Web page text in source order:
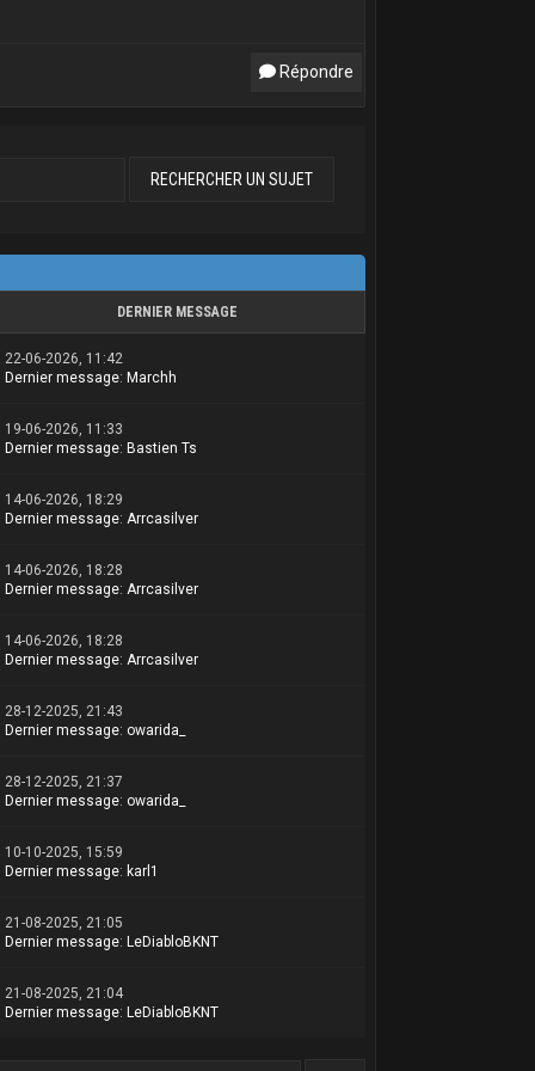
Répondre
DERNIER MESSAGE
22-06-2026, 11:42
Dernier message: Marchh
19-06-2026, 11:33
Dernier message: Bastien Ts
14-06-2026, 18:29
Dernier message: Arrcasilver
14-06-2026, 18:28
Dernier message: Arrcasilver
14-06-2026, 18:28
Dernier message: Arrcasilver
28-12-2025, 21:43
Dernier message: owarida_
28-12-2025, 21:37
Dernier message: owarida_
10-10-2025, 15:59
Dernier message: karl1
21-08-2025, 21:05
Dernier message: LeDiabloBKNT
21-08-2025, 21:04
Dernier message: LeDiabloBKNT